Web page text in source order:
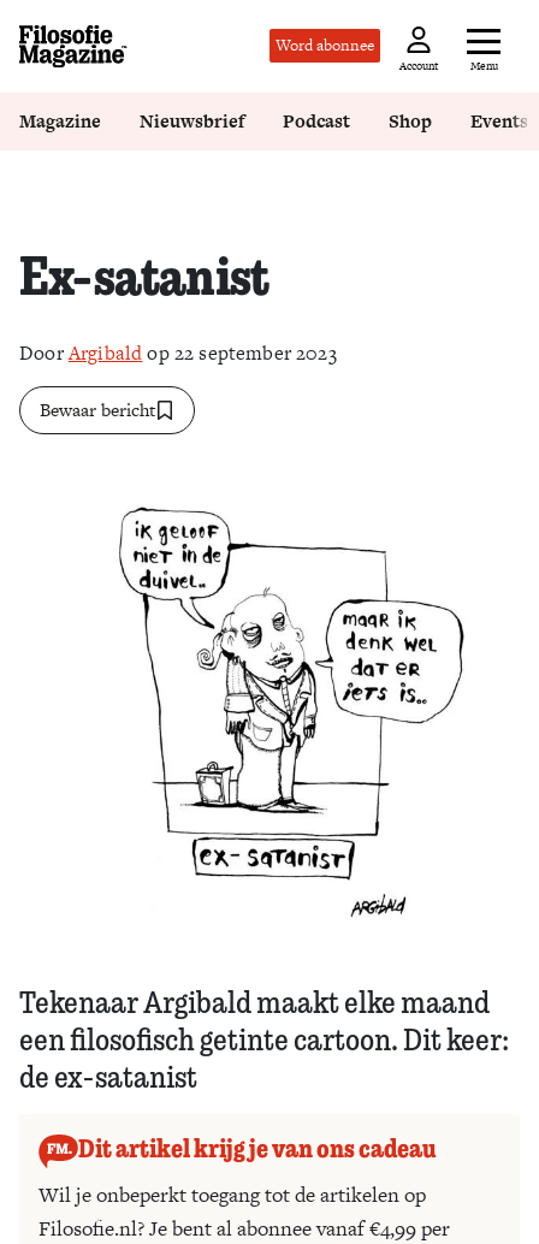
Word abonnee
Account Menu
Magazine Nieuwsbrief Podcast Shop Events
Ex-satanist
DoorArgibaldop 22 september 2023
Bewaar bericht
Tekenaar Argibald maakt elke maand
een filosofisch getinte cartoon. Dit keer:
de ex-satanist
Dit artikel krijg je van ons cadeau
Wil je onbeperkt toegang tot de artikelen op
Filosofie.nl? Je bent al abonnee vanaf €4,99 per